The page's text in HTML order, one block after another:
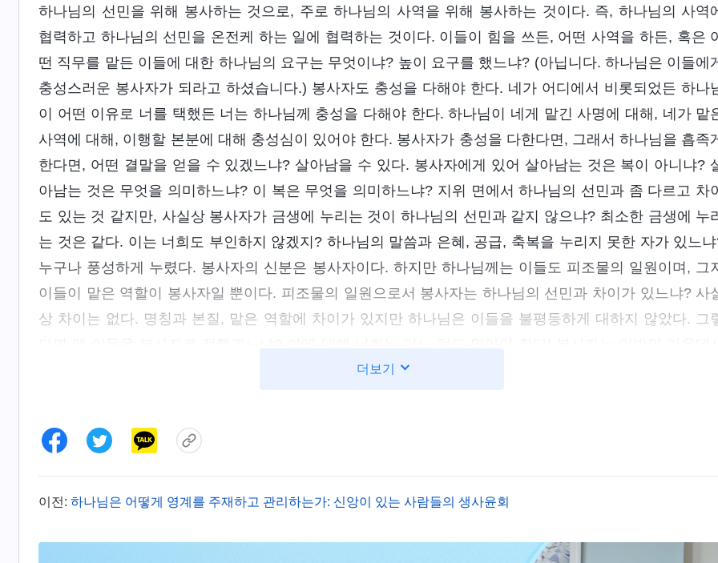
하나님의 선민을 위해 봉사하는 것으로, 주로 하나님의 사역을 위해 봉사하는 것이다. 즉, 하나님의 사역
협력하고 하나님의 선민을 온전케 하는 일에 협력하는 것이다. 이들이 힘을 쓰든, 어떤 사역을 하든, 혹은
떤 직무를 맡든 이들에 대한 하나님의 요구는 무엇이냐? 높이 요구를 했느냐? (아닙니다. 하나님은 이들에
충성스러운 봉사자가 되라고 하셨습니다.) 봉사자도 충성을 다해야 한다. 네가 어디에서 비롯되었든 하나
이 어떤 이유로 너를 택했든 너는 하나님께 충성을 다해야 한다. 하나님이 네게 맡긴 사명에 대해, 네가 맡
사역에 대해, 이행할 본분에 대해 충성심이 있어야 한다. 봉사자가 충성을 다한다면, 그래서 하나님을 흡족
한다면, 어떤 결말을 얻을 수 있겠느냐? 살아남을 수 있다. 봉사자에게 있어 살아남는 것은 복이 아니냐?
아남는 것은 무엇을 의미하느냐? 이 복은 무엇을 의미하느냐? 지위 면에서 하나님의 선민과 좀 다르고 차
도 있는 것 같지만, 사실상 봉사자가 금생에 누리는 것이 하나님의 선민과 같지 않으냐? 최소한 금생에 누
는 것은 같다. 이는 너희도 부인하지 않겠지? 하나님의 말씀과 은혜, 공급, 축복을 누리지 못한 자가 있느
누구나 풍성하게 누렸다. 봉사자의 신분은 봉사자이다. 하지만 하나님께는 이들도 피조물의 일원이며, 그
이들이 맡은 역할이 봉사자일 뿐이다. 피조물의 일원으로서 봉사자는 하나님의 선민과 차이가 있느냐? 사
상 차이는 없다. 명칭과 본질, 맡은 역할에 차이가 있지만 하나님은 이들을 불평등하게 대하지 않았다. 그
온 자들이다. 이방인 가운데서 왔으니 이들의 본바탕은 좋지 않다. 이들은 전부 무신론자들이다. 이들의 본바
냐? 대체적으로 말하자면, 이들은 하나님의 말씀을 알아듣지 못한다고 할 수 있다. 동물이 사람의 말을 알아
듣지 못하는 것처럼 이들은 하나님이 무엇을 말하는지, 하나님이 무엇을 요구하는지, 하나님이 왜 그런 요
를 하는지 알아듣지 못한다. 들어도 이해하지 못하고 깨닫지 못하는 것이다. 이런 이유로 이들에게는 앞서 말
에 대한 체험이나 인식을 갖췄겠느냐? (갖추지 못했습니다.) 이것이 바로 봉사자의 유래이다. 하지만 하나
더보기
이전: 하나님은 어떻게 영계를 주재하고 관리하는가: 신앙이 있는 사람들의 생사윤회